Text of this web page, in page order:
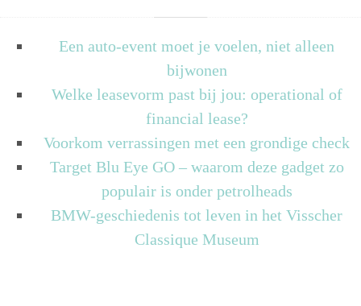
Een auto-event moet je voelen, niet alleen
bijwonen
Welke leasevorm past bij jou: operational of
financial lease?
Voorkom verrassingen met een grondige check
Target Blu Eye GO – waarom deze gadget zo
populair is onder petrolheads
BMW-geschiedenis tot leven in het Visscher
Classique Museum